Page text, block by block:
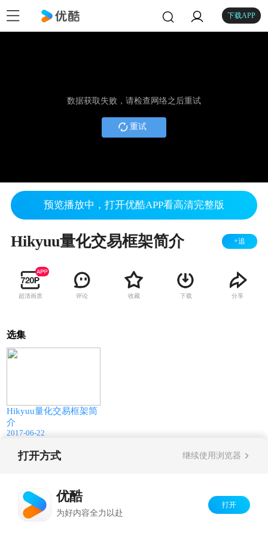
下载APP
数据获取失败，请检查网络之后重试
重试
预览播放中，打开优酷APP看高清完整版
Hikyuu量化交易框架简介 +追
超清画质 评论 收藏 下载 分享
选集
Hikyuu量化交易框架简
介
2017-06-22
打开方式 继续使用浏览器
优酷
为好内容全力以赴
打开